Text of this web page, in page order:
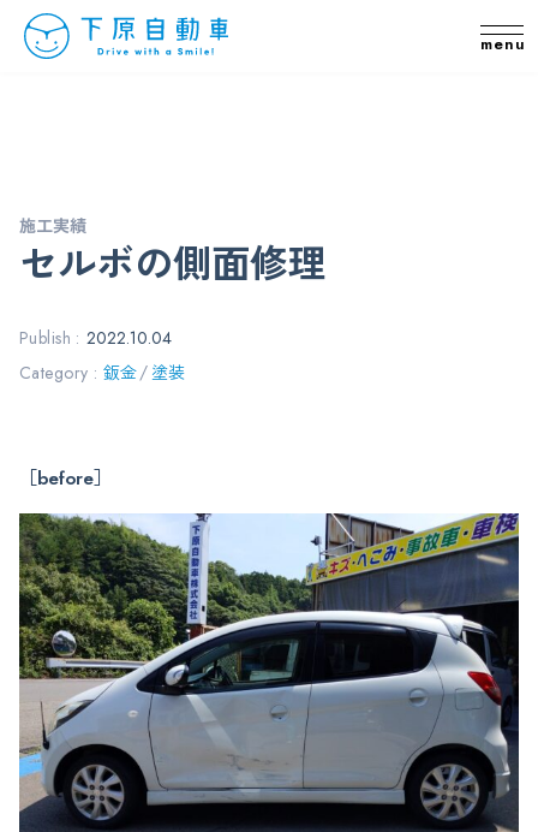
メ
施工実績
セルボの側面修理
Publish : 2022.10.04
Category : 鈑金 塗装
［before］